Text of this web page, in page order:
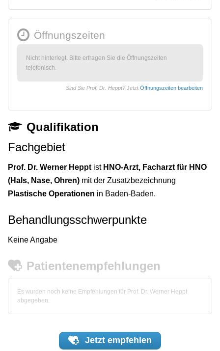
Öffnungszeiten
Nicht hinterlegt. Bitte erfragen Sie die Öffnungszeiten
telefonisch.
Sind Sie Prof. Dr. Heppt? Jetzt Öffnungszeiten bearbeiten
Qualifikation
Fachgebiet
Prof. Dr. Werner Heppt ist HNO-Arzt, Facharzt für HNO
(Hals, Nase, Ohren) mit der Zusatzbezeichnung
Plastische Operationen in Baden-Baden.
Behandlungsschwerpunkte
Keine Angabe
Patientenempfehlungen
Es wurden noch keine Empfehlungen für Prof. Dr. Werner Heppt
abgegeben.
Jetzt empfehlen